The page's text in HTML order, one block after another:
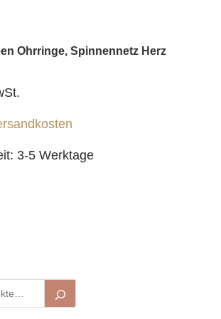
Ohrringe, Spinnennetz Herz
3-5 Werktage